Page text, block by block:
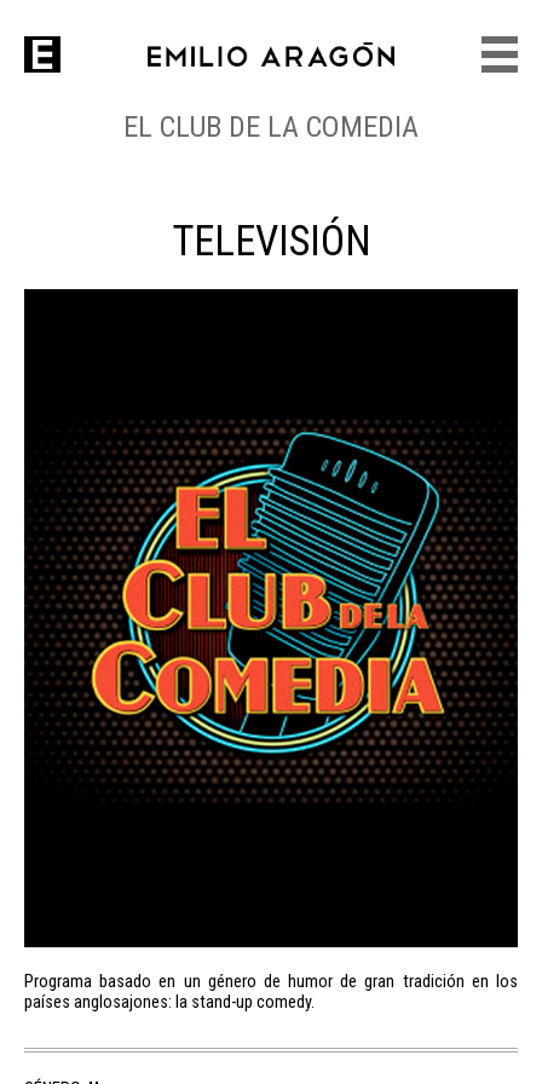
EL CLUB DE LA COMEDIA
TELEVISIÓN
Programa basado en un género de humor de gran tradición en los
países anglosajones: la stand-up comedy.